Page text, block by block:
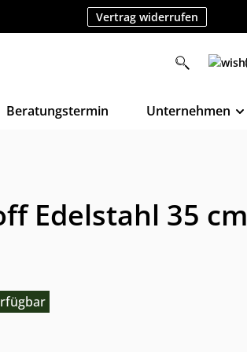
Vertrag widerrufen
Beratungstermin Unternehmen
Edelstahl 35 cm